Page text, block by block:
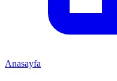
Anasayfa